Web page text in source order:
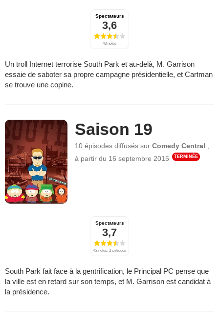
Spectateurs
3,6
43 notes
Un troll Internet terrorise South Park et au-delà, M. Garrison
essaie de saboter sa propre campagne présidentielle, et Cartman
se trouve une copine.
Saison 19
10 épisodes diffusés surComedy Central
à partir du 16 septembre 2015 TERMINÉE
Spectateurs
3,7
42 notes, 2 critiques
South Park fait face à la gentrification, le Principal PC pense que
la ville est en retard sur son temps, et M. Garrison est candidat à
la présidence.